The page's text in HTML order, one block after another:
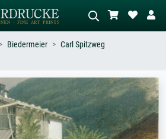
estilo –
nu.
Descreva a cena – ex: prado verde,
abstrato com muito vermelho, pintura
a óleo escura, nu em pé ao lado de
uma árvore.
Biedermeier
Carl Spitzweg